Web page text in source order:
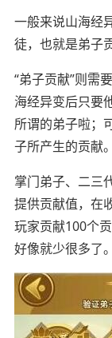
一般来说山海经
徒，也就是弟子
“弟子贡献”则需
海经异变后只要
所谓的弟子啦；
子所产生的贡献。
掌门弟子、二三
提供贡献值，在
玩家贡献100个
好像就少很多了。